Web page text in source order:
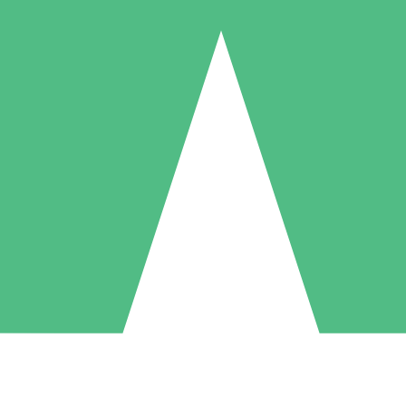
Individuele Creditpakketten
per gebruik met downloadtegoeden. Geen maandelijkse verplichting
5 Downloaden
US$